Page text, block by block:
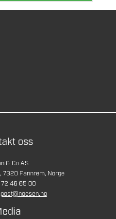
oss
& Co AS
7320 Fannrem, Norge
72 46 65 00